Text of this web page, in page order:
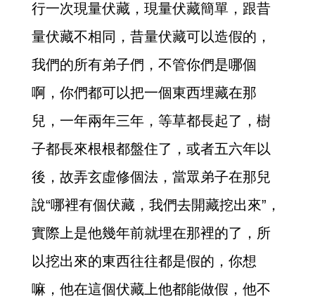
行一次現量伏藏，現量伏藏簡單，跟昔
量伏藏不相同，昔量伏藏可以造假的，
我們的所有弟子們，不管你們是哪個
啊，你們都可以把一個東西埋藏在那
兒，一年兩年三年，等草都長起了，樹
子都長來根根都盤住了，或者五六年以
後，故弄玄虛修個法，當眾弟子在那兒
說“哪裡有個伏藏，我們去開藏挖出來”，
實際上是他幾年前就埋在那裡的了，所
以挖出來的東西往往都是假的，你想
嘛，他在這個伏藏上他都能做假，他不